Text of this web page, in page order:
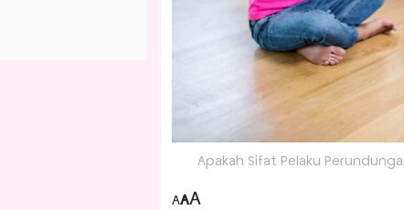
Apakah Sifat Pelaku
AAA